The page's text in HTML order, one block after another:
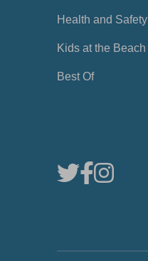
Health and Safety
Kids at the Beach
Best Of